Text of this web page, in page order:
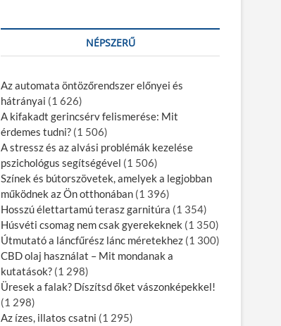
NÉPSZERŰ
Az automata öntözőrendszer előnyei és
hátrányai (1 626)
A kifakadt gerincsérv felismerése: Mit
érdemes tudni? (1 506)
A stressz és az alvási problémák kezelése
pszichológus segítségével (1 506)
Színek és bútorszövetek, amelyek a legjobban
működnek az Ön otthonában (1 396)
Hosszú élettartamú terasz garnitúra (1 354)
Húsvéti csomag nem csak gyerekeknek (1 350)
Útmutató a láncfűrész lánc méretekhez (1 300)
CBD olaj használat – Mit mondanak a
kutatások? (1 298)
Üresek a falak? Díszítsd őket vászonképekkel!
(1 298)
Az ízes, illatos csatni (1 295)